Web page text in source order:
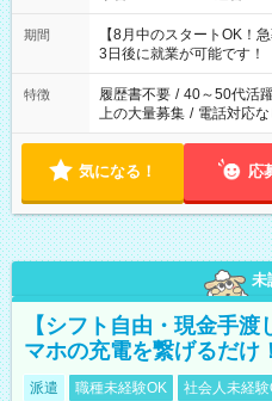
と休みを合わせたい」 「
「できれば残業はしたく
ね。 ※Wワーク希望の方へ 今ご覧のお仕事で希望する勤務時間
と、もう1つのお仕事の勤
合は応募できません。
期間
【8月中のスタートOK！
3日後に就業が可能です！
特徴 履歴書不要 / 40～50代活
上の大量募集 / 電話対応な
気になる！ 応
未
【シフト自由・現金手
マホの充電を繋げるだけ！
派遣 職種未経験OK 社会人未経験